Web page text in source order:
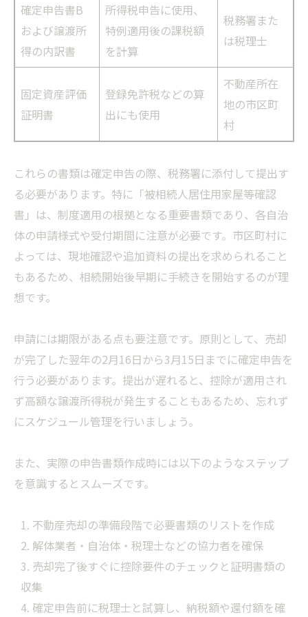
確定申告書B
および譲渡所
得の内訳書
所得税申告に使用、
特例適用後の課税額
を計算
税務署また
は税理士
固定資産評価
証明書
登録免許税などの算
出にも使用
不動産所在
地の市区町
村
これらの書類は確定申告の際、税務署に添付して提出す
る必要があります。特に「被相続人居住用家屋等確認
書」は、制度適用の根拠となる重要書類であり、各自治
体の申請様式や受付期間に注意が必要です。市区町村に
よっては、現地確認や追加資料の提出を求められること
もあるため、相続開始後早期に手続きを開始するのが理
想です。
申請には期限がある点も要注意です。原則として、売却
が完了した翌年の2月16日から3月15日までに確定申告を
行う必要があります。提出が遅れると、控除が適用され
ず高額な譲渡所得税が発生することもあるため、忘れず
にスケジュール管理を行いましょう。
また、実際の申告書類作成時には以下のようなステップ
を意識するとスムーズです。
不動産売却の準備段階で必要書類のリストを作成
解体業者・自治体・税理士などの協力者を確保
売却完了後すぐに控除要件のチェックと証明書類の
収集
確定申告前に税理士と試算し、納税額や還付額を確